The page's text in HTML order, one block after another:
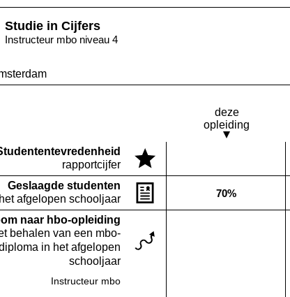
Studie in Cijfers
Instructeur mbo niveau 4
deze
opleiding
rapportcijfer
Geslaagde studenten
afgelopen schooljaar
Deze opleiding:
70%
naar hbo-opleiding
behalen van een mbo-
in het afgelopen
schooljaar
Instructeur mbo